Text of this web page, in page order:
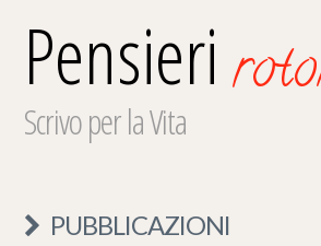
Pensieri
Scrivo per la Vita
PUBBLICAZIONI